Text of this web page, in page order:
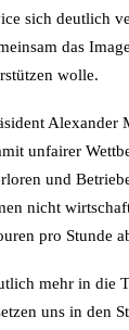
sich deutlich
das
wolle.
unfairer
und
nicht
pro Stunde
mehr in die
uns in den